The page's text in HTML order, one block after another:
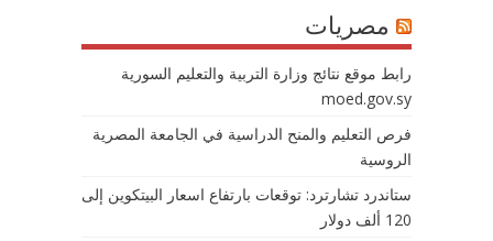
مصريات
رابط موقع نتائج وزارة التربية والتعليم السورية
moed.gov.sy
فرص التعليم والمنح الدراسية في الجامعة المصرية
الروسية
ستاندرد تشارترد: توقعات بارتفاع اسعار البيتكوين إلى
120 ألف دولار